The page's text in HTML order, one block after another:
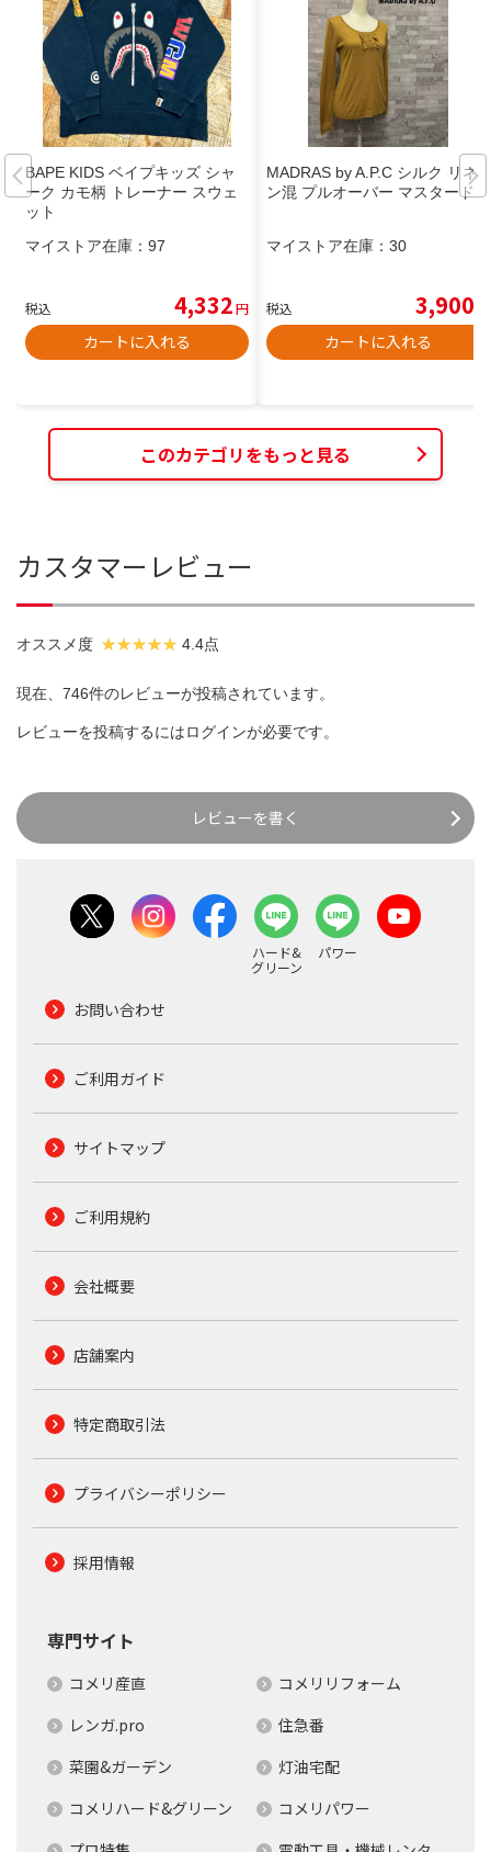
BAPE KIDS ベイプキッズ シャ
ーク カモ柄 トレーナー スウェ
ット
マイストア在庫： 97
税込 4,332円
カートに入れる
MADRAS by A.P.C シルク リネ
ン混 プルオーバー マスタード S
マイストア在庫： 30
税込 3,900
カートに入れる
このカテゴリをもっと見る
カスタマーレビュー
オススメ度 4.4点
現在、746件のレビューが投稿されています。
レビューを投稿するにはログインが必要です。
レビューを書く
ハード&
グリーン
パワー
お問い合わせ
ご利用ガイド
サイトマップ
ご利用規約
会社概要
店舗案内
特定商取引法
プライバシーポリシー
採用情報
専門サイト
コメリ産直
コメリリフォーム
レンガ.pro
住急番
菜園&ガーデン
灯油宅配
コメリハード&グリーン
コメリパワー